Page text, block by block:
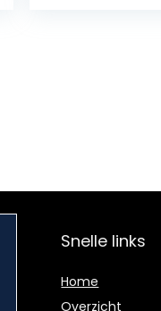
Snelle links
Home
Overzicht